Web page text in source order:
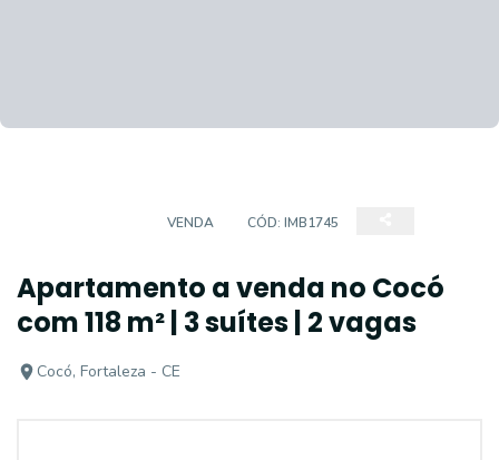
VENDA CÓD: IMB1745
Apartamento a venda no Cocó
com 118 m² | 3 suítes | 2 vagas
Cocó, Fortaleza - CE